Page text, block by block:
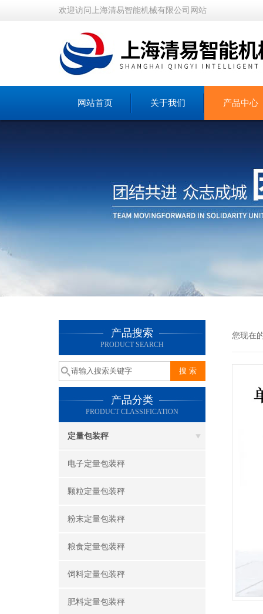
欢迎访问上海清易智能机械有限公司网站
网站首页 关于我们 产品中心
产品搜索
PRODUCT SEARCH
产品分类
PRODUCT CLASSIFICATION
定量包装秤
电子定量包装秤
颗粒定量包装秤
粉末定量包装秤
粮食定量包装秤
饲料定量包装秤
肥料定量包装秤
您现在